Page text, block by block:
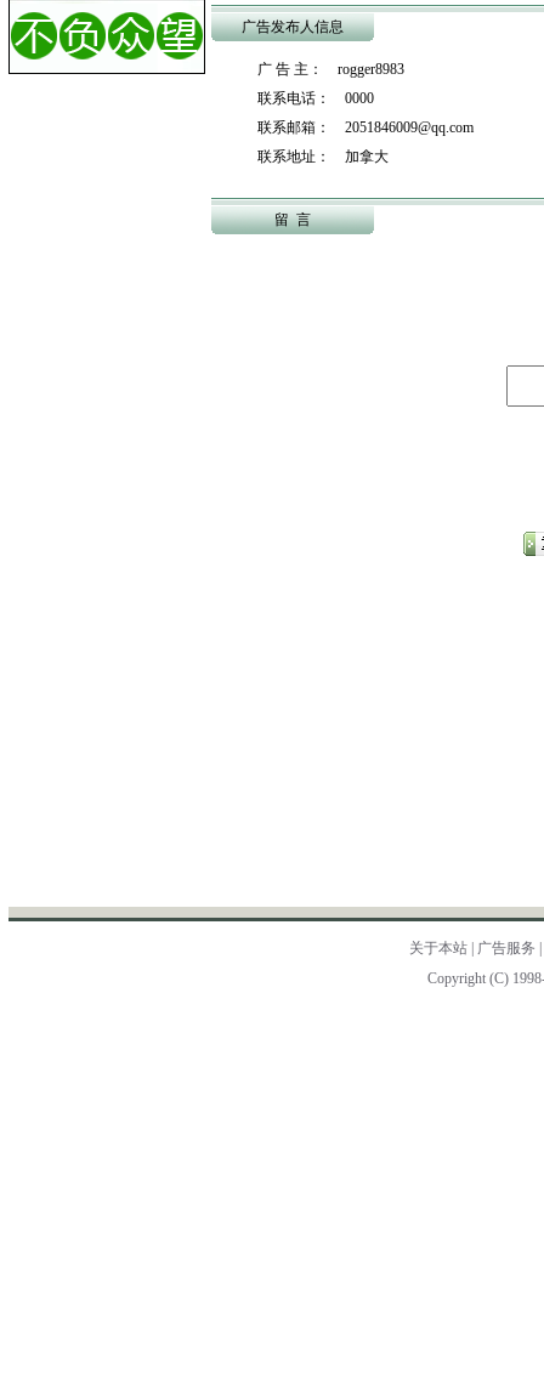
广告发布人信息
广 告 主： rogger8983
联系电话： 0000
联系邮箱： 2051846009@qq.com
联系地址： 加拿大
留 言
关于本站 广告服务
Copyright (C)